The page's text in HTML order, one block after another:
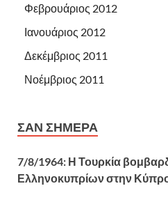
Φεβρουάριος 2012
Ιανουάριος 2012
Δεκέμβριος 2011
Νοέμβριος 2011
ΣΑΝ ΣΉΜΕΡΑ
7/8/1964: Η Τουρκία
Ελληνοκυπρίων στην